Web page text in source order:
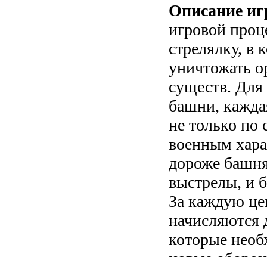
Описание
игровой
стрелялку, в
уничтожать
существ. Для
башни,
не только по
военным
дороже
выстрелы, и
За каждую
начисляются
которые